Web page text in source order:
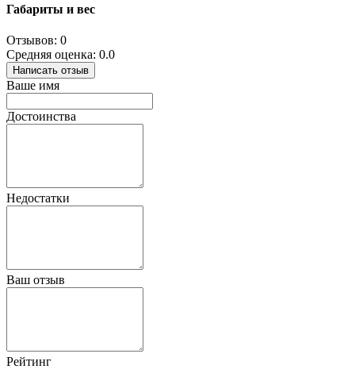
Габариты и вес
Отзывов: 0
Средняя оценка: 0.0
Написать отзыв
Ваше имя
Достоинства
Недостатки
Ваш отзыв
Рейтинг